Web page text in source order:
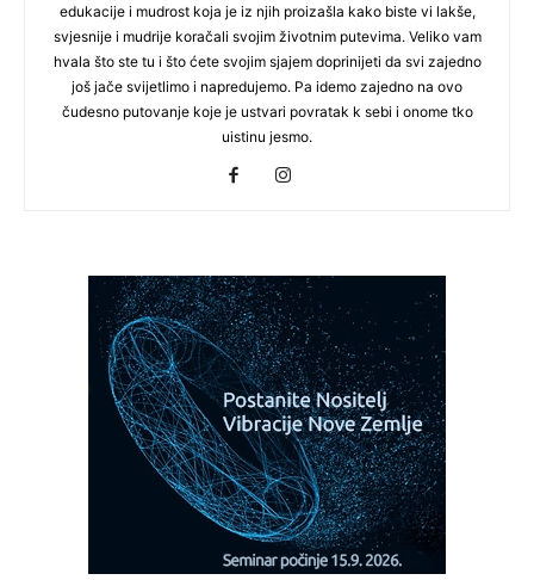
edukacije i mudrost koja je iz njih proizašla kako biste vi lakše,
svjesnije i mudrije koračali svojim životnim putevima. Veliko vam
hvala što ste tu i što ćete svojim sjajem doprinijeti da svi zajedno
još jače svijetlimo i napredujemo. Pa idemo zajedno na ovo
čudesno putovanje koje je ustvari povratak k sebi i onome tko
uistinu jesmo.